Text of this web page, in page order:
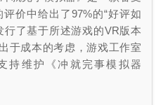
价中给出了97%的“好评如
行了基于所述游戏的VR版本
于成本的考虑，游戏工作室
持维护《冲就完事模拟器